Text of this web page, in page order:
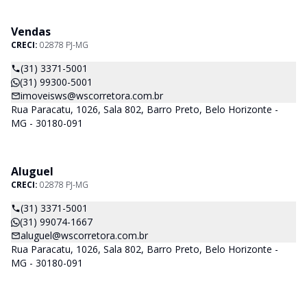
Vendas
CRECI: 02878 PJ-MG
(31) 3371-5001
(31) 99300-5001
imoveisws@wscorretora.com.br
Rua Paracatu, 1026, Sala 802, Barro Preto, Belo Horizonte -
MG - 30180-091
Aluguel
CRECI: 02878 PJ-MG
(31) 3371-5001
(31) 99074-1667
aluguel@wscorretora.com.br
Rua Paracatu, 1026, Sala 802, Barro Preto, Belo Horizonte -
MG - 30180-091